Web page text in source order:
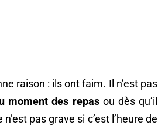
raison : ils ont faim. Il n’est pas
moment des repasou dès qu’il
pas grave si c’est l’heure de